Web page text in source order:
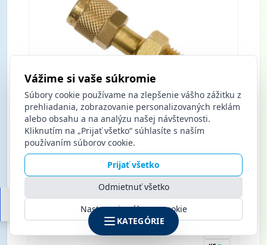
Adaptér 4687406 QC-S4-3/8"x1/4"/2 Refco
Nákup po prihlásení
KATEGÓRIE
Vážime si vaše súkromie
Súbory cookie používame na zlepšenie vášho zážitku z
prehliadania, zobrazovanie personalizovaných reklám
alebo obsahu a na analýzu našej návštevnosti.
Kliknutím na „Prijať všetko“ súhlasíte s naším
používaním súborov cookie.
Prijať všetko
Odmietnuť všetko
Nastavenia súborov cookie